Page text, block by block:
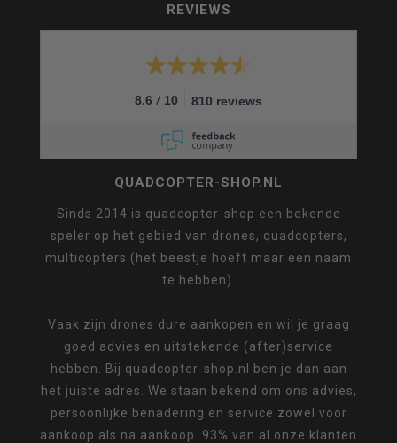
REVIEWS
8.6 / 10 810 reviews
QUADCOPTER-SHOP.NL
Sinds 2014 is quadcopter-shop een bekende
speler op het gebied van drones, quadcopters,
multicopters (het beestje hoeft maar een naam
te hebben).
Vaak zijn drones dure aankopen en wil je graag
goed advies en uitstekende (after)service
hebben. Bij quadcopter-shop.nl ben je dan aan
het juiste adres. We staan bekend om ons advies,
persoonlijke benadering en service zowel voor
aankoop als na aankoop. 93% van al onze klanten